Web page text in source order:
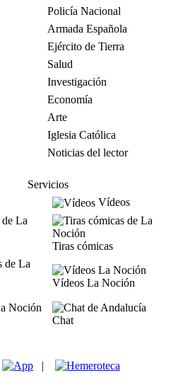
Policía Nacional
Armada Española
Ejército de Tierra
Salud
Investigación
Economía
Arte
Iglesia Católica
Noticias del lector
Servicios
Vídeos
Tiras cómicas
Vídeos La Noción
Chat
|